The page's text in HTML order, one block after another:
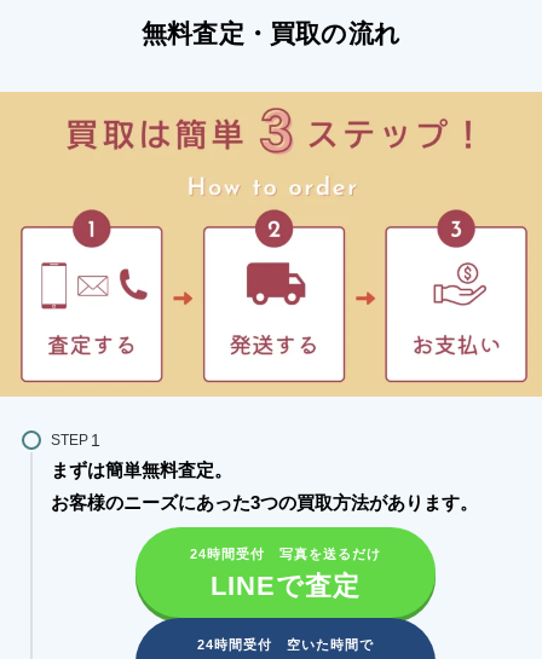
無料査定・買取の流れ
STEP
まずは簡単無料査定。
お客様のニーズにあった3つの買取方法があります。​
24時間受付 写真を送るだけ
LINEで査定
24時間受付 空いた時間で